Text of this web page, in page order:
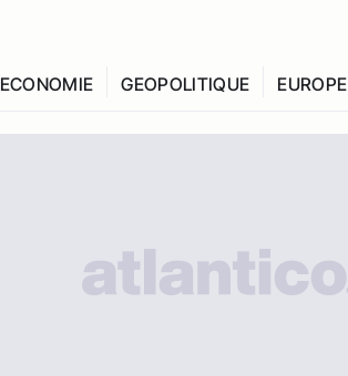
ECONOMIE GEOPOLITIQUE EUROPE